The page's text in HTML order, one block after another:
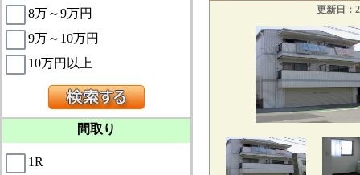
8万～9万円
9万～10万円
10万円以上
間取り
1R
更新日：